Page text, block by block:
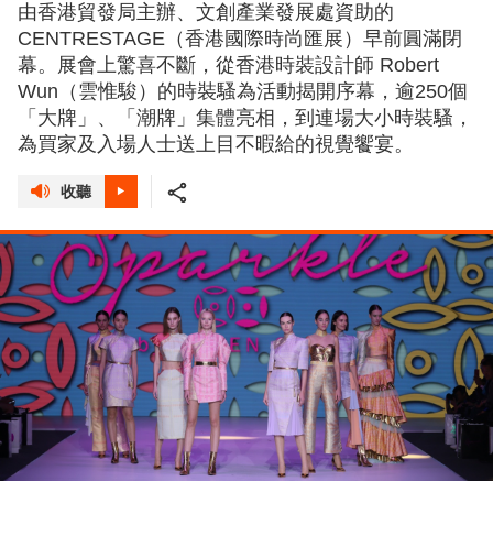
由香港貿發局主辦、文創產業發展處資助的
CENTRESTAGE（香港國際時尚匯展）早前圓滿閉
幕。展會上驚喜不斷，從香港時裝設計師 Robert
Wun（雲惟駿）的時裝騷為活動揭開序幕，逾250個
「大牌」、「潮牌」集體亮相，到連場大小時裝騷，
為買家及入場人士送上目不暇給的視覺饗宴。
收聽